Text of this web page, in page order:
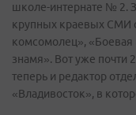
школе-интернате № 2.
крупных краевых СМИ
комсомолец», «Боевая
знамя». Вот уже почти
теперь и редактор
«Владивосток», в